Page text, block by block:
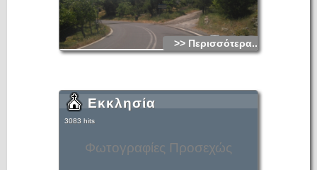
>> Περισσότερα...
Φωτογραφίες Προσεχώς
Εκκλησία
3083 hits